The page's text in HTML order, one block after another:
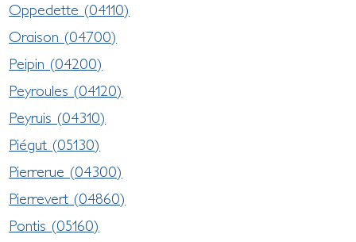
Oppedette (04110)
Oraison (04700)
Peipin (04200)
Peyroules (04120)
Peyruis (04310)
Piégut (05130)
Pierrerue (04300)
Pierrevert (04860)
Pontis (05160)